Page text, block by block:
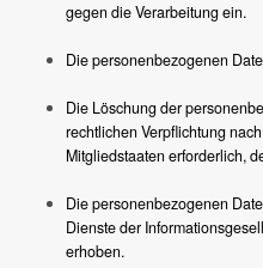
gegen die Verarbeitung ein.
Die personenbezogenen
Die Löschung der
rechtlichen Verpflichtung
Mitgliedstaaten erforderlich,
Die personenbezogenen
Dienste der
erhoben.